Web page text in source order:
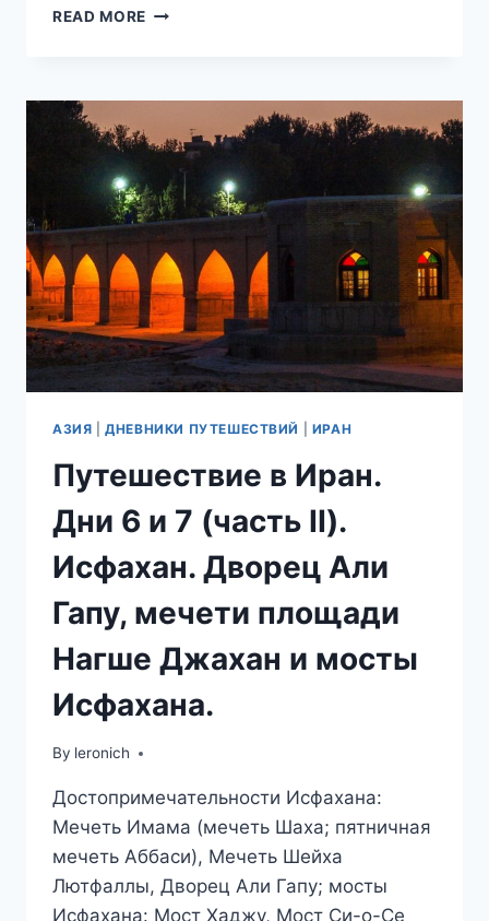
READ MORE ПУТЕШЕСТВИЕ
И
ХРАМЫ
ИСФАХАНА.
ДНИ
6
И
(ЧАСТЬ
III).
АЗИЯ |ДНЕВНИКИ ПУТЕШЕСТВИЙ ИРАН
Путешествие в Иран.
Дни 6 и 7 (часть II).
Исфахан. Дворец Али
Гапу, мечети площади
Нагше Джахан и мосты
Исфахана.
By leronich
Достопримечательности Исфахана:
Мечеть Имама (мечеть Шаха; пятничная
мечеть Аббаси), Мечеть Шейха
Лютфаллы, Дворец Али Гапу; мосты
Исфахана: Мост Хаджу, Мост Си-о-Се